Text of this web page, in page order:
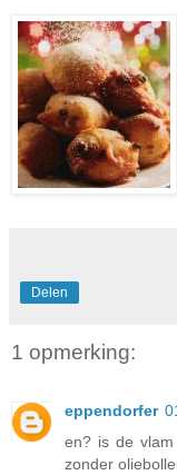
Delen
1 opmerking:
eppendorfer
en? is de
zonder